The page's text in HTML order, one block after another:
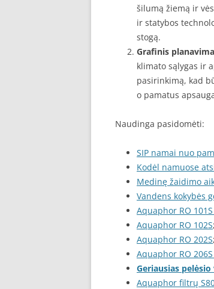
šilumą žiemą ir
ir statybos
stogą.
Grafinis
klimato sąlygas ir
pasirinkimą, kad
o pamatus
Naudinga pasidomėti:
SIP namai nuo
Kodėl namuose
Medinę žaidimo
Vandens kokybės
Aquaphor RO
Aquaphor RO 102S;
Aquaphor RO 202S;
Aquaphor RO 206S
Geriausias
Aquaphor filtrų